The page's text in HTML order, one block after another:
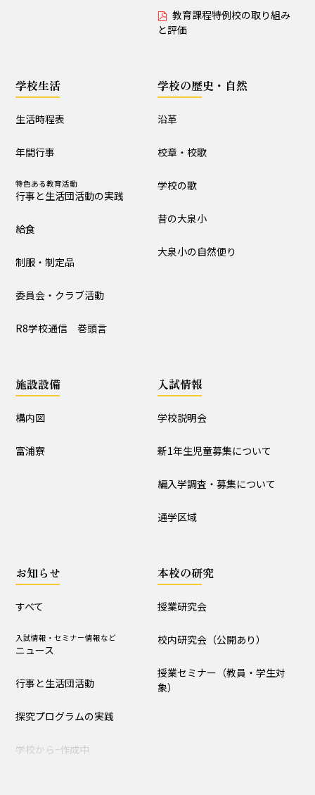
特色ある教育活動
行事と生活団活動の実践
給食
R8学校通信 巻頭言
大泉小の自然便り
構内図 富浦寮
すべて 入試情報・セミナー情報など
学校からｰ作成中
教育課程特例校の取り組み
と評価
学校生活
生活時程表
年間行事
特色ある教育活動
行事と生活団活動の実践
給食
制服・制定品
委員会・クラブ活動
R8学校通信 巻頭言
学校の歴史・自然
沿革
校章・校歌
学校の歌
昔の大泉小
大泉小の自然便り
施設設備
構内図
富浦寮
入試情報
学校説明会
新1年生児童募集について
編入学調査・募集について
通学区域
お知らせ
すべて
入試情報・セミナー情報など
ニュース
行事と生活団活動
探究プログラムの実践
学校からｰ作成中
本校の研究
授業研究会
校内研究会（公開あり）
授業セミナー（教員・学生対
象）